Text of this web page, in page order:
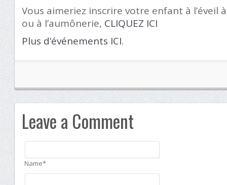
Vous aimeriez inscrire votre enfant à l’éveil
ou à l’aumônerie, CLIQUEZ ICI
Plus d’événements ICI.
Leave a Comment
Name*